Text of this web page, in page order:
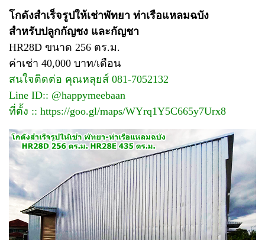
โกดังสำเร็จรูปให้เช่าพัทยา ท่าเรือแหลมฉบัง
สำหรับปลูกกัญชง และกัญชา
HR28D ขนาด 256 ตร.ม.
ค่าเช่า 40,000 บาท/เดือน
สนใจติดต่อ คุณหลุยส์ 081-7052132
Line ID:: @happymeebaan
ที่ตั้ง :: https://goo.gl/maps/WYrq1Y5C665y7Urx8